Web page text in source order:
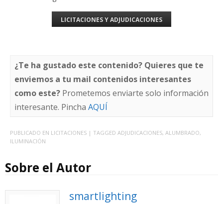
LICITACIONES Y ADJUDICACIONES
¿Te ha gustado este contenido? Quieres que te
enviemos a tu mail contenidos interesantes
como este? Prometemos enviarte solo información
interesante. Pincha AQUÍ
PUBLICADO EN LICITACIONES | TAGGED ADJUDICACIONES, ALUMBRADO,
ILUMINACIÓN
Sobre el Autor
smartlighting